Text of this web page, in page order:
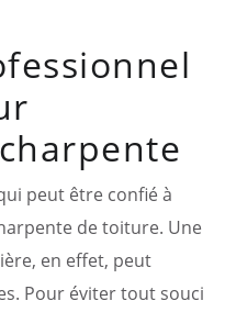
peut être confié à
de toiture. Une
en effet, peut
Pour éviter tout souci